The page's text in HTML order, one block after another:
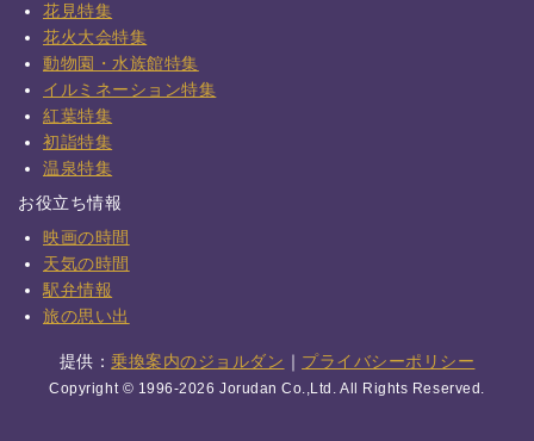
花見特集
花火大会特集
動物園・水族館特集
イルミネーション特集
紅葉特集
初詣特集
温泉特集
お役立ち情報
映画の時間
天気の時間
駅弁情報
旅の思い出
提供： 乗換案内のジョルダン ｜ プライバシーポリシー
Copyright © 1996-2026 Jorudan Co.,Ltd. All Rights Reserved.